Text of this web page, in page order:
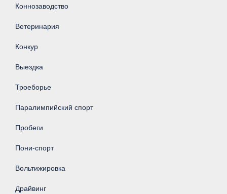
Коннозаводство
Ветеринария
Конкур
Выездка
Троеборье
Паралимпийский спорт
Пробеги
Пони-спорт
Вольтижировка
Драйвинг